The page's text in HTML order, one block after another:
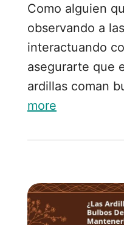
Como alguien
observando a
interactuando
asegurarte que
ardillas coman
more